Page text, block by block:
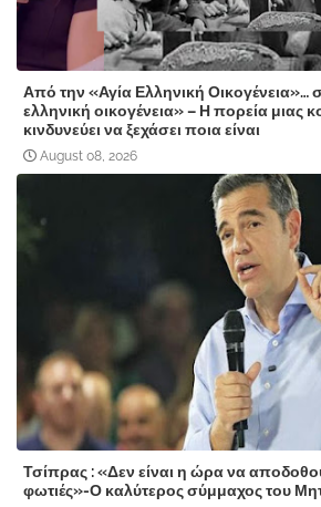
Από την «Αγία Ελληνική Οικογένεια»…
ελληνική οικογένεια» – Η πορεία μιας
κινδυνεύει να ξεχάσει ποια είναι
August 08, 2026
Τσίπρας : «Δεν είναι η ώρα να
φωτιές»-Ο καλύτερος σύμμαχος του